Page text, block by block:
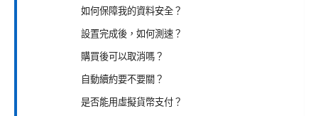
如何保障我的資料安全？
設置完成後，如何測速？
購買後可以取消嗎？
自動續約要不要關？
是否能用虛擬貨幣支付？